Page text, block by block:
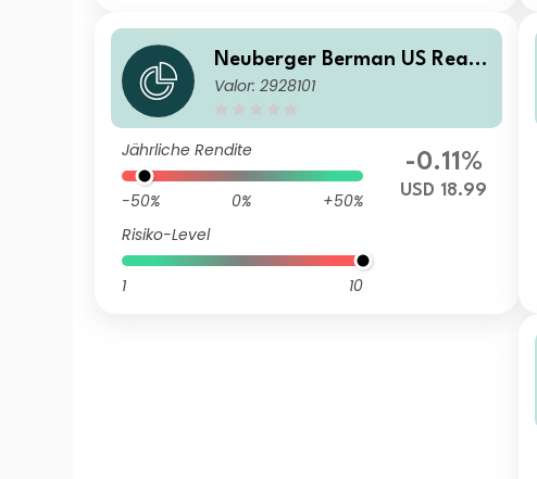
Neuberger Berman US Real
Estate Securities Fund USD A
Valor: 2928101
Jährliche Rendite
-50% 0%
+50%
Risiko-Level
1 10
-0.11%
USD 18.99